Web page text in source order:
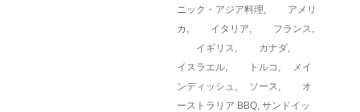
ニック・アジア料理,
アメリ
カ , イタリア, フランス,
イギリス, カナダ,
イスラエル, トルコ ,
メイ
ンディッシュ , ソース,
オ
ーストラリア BBQ, サンドイッ